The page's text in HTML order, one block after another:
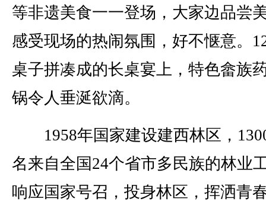
等非遗美食一一登场，大家边品尝
感受现场的热闹氛围，好不惬意。
桌子拼凑成的长桌宴上，特色畲族
锅令人垂涎欲滴。
1958年国家建设建西林区，
名来自全国24个省市多民族的林业
响应国家号召，投身林区，挥洒青